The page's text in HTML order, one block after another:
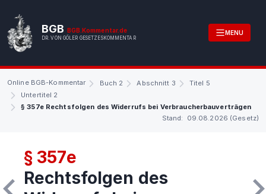
BGB BGB.Kommentar.de
DR. VON GÖLER GESETZESKOMMENTAR
MENU
Online BGB-Kommentar Buch 2 Abschnitt 3
Titel 5
Untertitel 2
§ 357e Rechtsfolgen des Widerrufs bei Verbraucherbauverträgen
Stand: 09.08.2026 (Gesetz)
§ 357e
Rechtsfolgen des